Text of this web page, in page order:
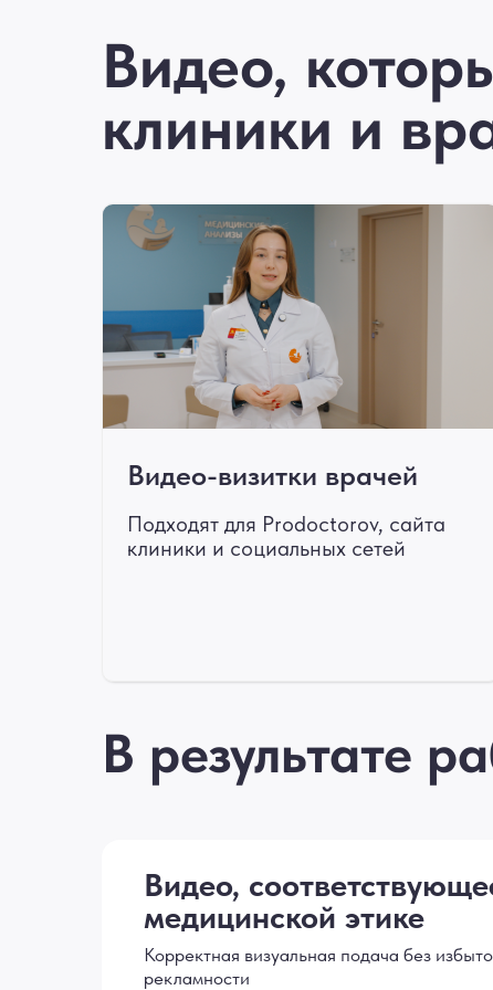
Видео,
клиники и
Видео-визитки врачей
Подходят для Prodoctorov, сайта
клиники и социальных сетей
В результате
Видео,
медицинской этике
Корректная визуальная подача без
рекламности